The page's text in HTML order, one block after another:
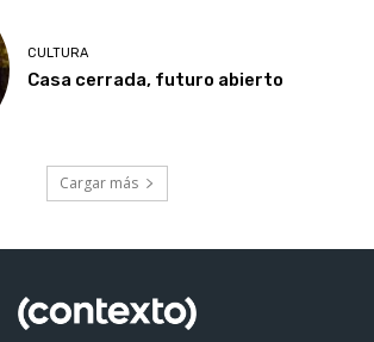
CULTURA
Casa cerrada, futuro abierto
Cargar más